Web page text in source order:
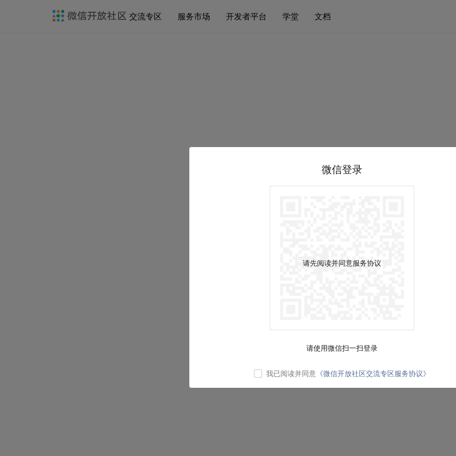
交流专区 服务市场 开发者平台 学堂 文档
微信登录
请先阅读并同意服务协议
请使用微信扫一扫登录
我已阅读并同意 《微信开放社区交流专区服务协议》